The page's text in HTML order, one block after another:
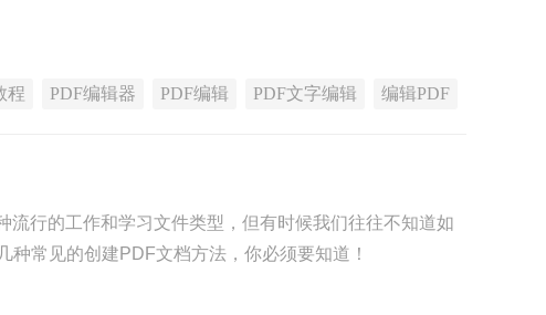
程 PDF编辑器 PDF编辑 PDF文字编辑 编辑PDF
行的工作和学习文件类型，但有时候我们往往不知道如
常见的创建PDF文档方法，你必须要知道！